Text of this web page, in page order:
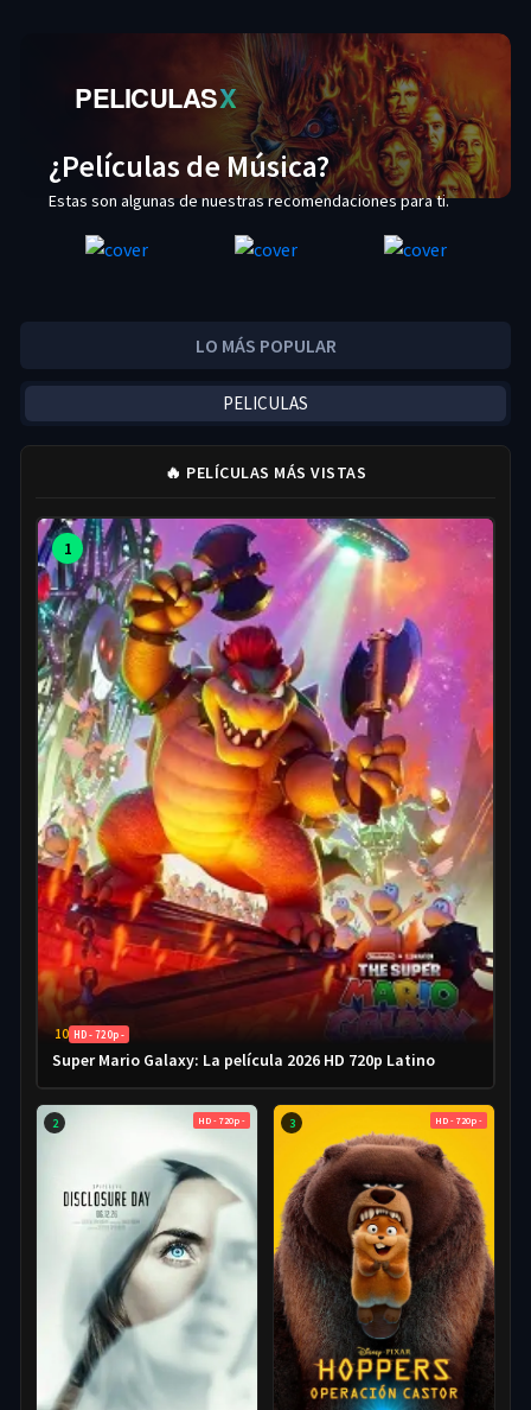
PELICULASX
¿Películas de Música?
Estas son algunas de nuestras recomendaciones para ti.
LO MÁS POPULAR
PELICULAS
🔥 PELÍCULAS MÁS VISTAS
1
10 HD - 720p -
Super Mario Galaxy: La película 2026 HD 720p Latino
2 HD - 720p - 3 HD - 720p -